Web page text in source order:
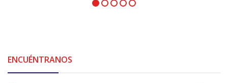
ENCUÉNTRANOS